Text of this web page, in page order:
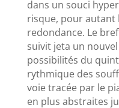
dans un souci
risque, pour autant
redondance. Le bref
suivit jeta un
possibilités du
rythmique des
voie tracée par le
en plus abstraites